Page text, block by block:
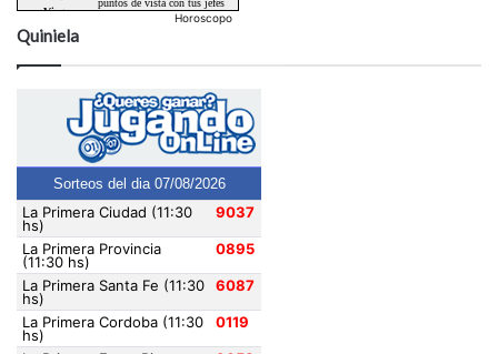
Horoscopo
Quiniela